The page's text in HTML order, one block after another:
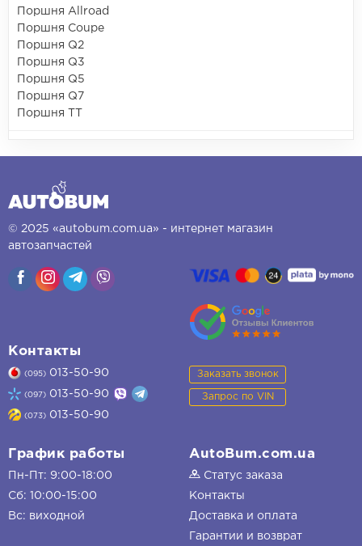
Поршня Allroad
Поршня Coupe
Поршня Q2
Поршня Q3
Поршня Q5
Поршня Q7
Поршня TT
© 2025 «autobum.com.ua» - интернет магазин
автозапчастей
Контакты
(095) 013-50-90
(097) 013-50-90
(073) 013-50-90
Заказать звонок
Запрос по VIN
График работы
Пн-Пт: 9:00-18:00
Сб: 10:00-15:00
Вс: виходной
AutoBum.com.ua
Статус заказа
Контакты
Доставка и оплата
Гарантии и возврат